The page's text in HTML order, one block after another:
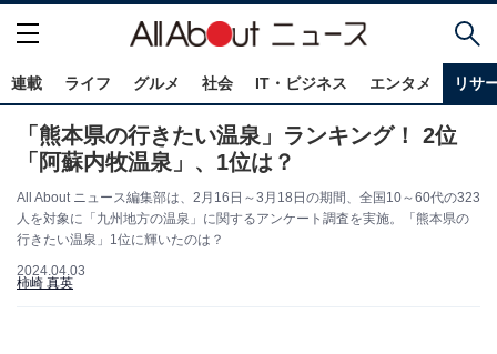
連載 ライフ グルメ 社会 IT・ビジネス エンタメ リサ
「熊本県の行きたい温泉」ランキング！ 2位
「阿蘇内牧温泉」、1位は？
All About ニュース編集部は、2月16日～3月18日の期間、全国10～60代の323
人を対象に「九州地方の温泉」に関するアンケート調査を実施。「熊本県の
行きたい温泉」1位に輝いたのは？
2024.04.03
柿崎 真英